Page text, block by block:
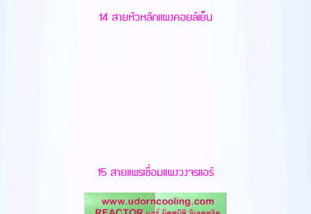
14 สายหัวหลักแผงคอยล์เย็น
15 สายแพรเชื่อมแผงวงจรแอร์